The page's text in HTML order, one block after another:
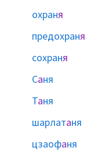
охраня
предохраня
сохраня
Саня
Таня
шарлатаня
цзаофаня